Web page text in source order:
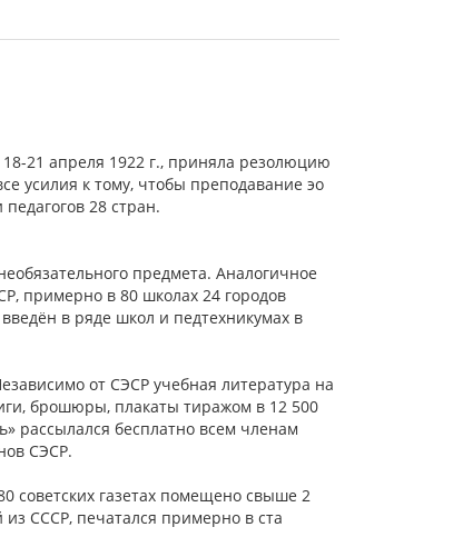
21 апреля 1922 г., приняла резолюцию
усилия к тому, чтобы преподавание эо
28 стран.
предмета. Аналогичное
примерно в 80 школах 24 городов
в ряде школ и педтехникумах в
от СЭСР учебная литература на
брошюры, плакаты тиражом в 12 500
рассылался бесплатно всем членам
СЭСР.
советских газетах помещено свыше 2
СССР, печатался примерно в ста